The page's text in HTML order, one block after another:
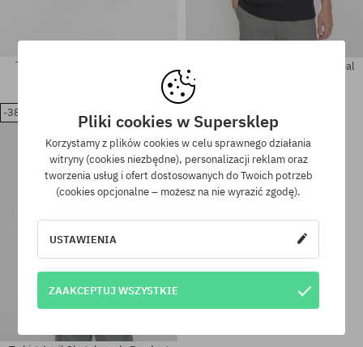
Dostępne rozmiary:
Dostępne rozmiary:
L; XL
T-shirt April Skateboards Heart T-shirt April Skateboards Material
-38% Pliki cookies w Supersklep
Korzystamy z plików cookies w celu sprawnego działania
witryny (cookies niezbędne), personalizacji reklam oraz
tworzenia usług i ofert dostosowanych do Twoich potrzeb
(cookies opcjonalne – możesz na nie wyrazić zgodę).
USTAWIENIA
ZAAKCEPTUJ WSZYSTKIE